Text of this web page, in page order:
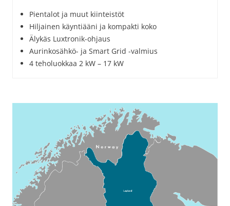
Pientalot ja muut kiinteistöt
Hiljainen käyntiääni ja kompakti koko
Älykäs Luxtronik-ohjaus
Aurinkosähkö- ja Smart Grid -valmius
4 teholuokkaa 2 kW – 17 kW